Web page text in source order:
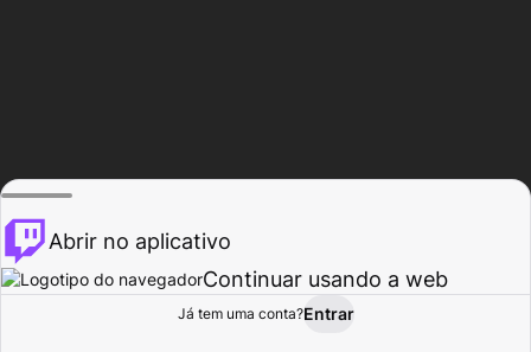
Procurar Atividade
Abrir no aplicativo
Continuar usando a web
Já tem uma conta?Entrar